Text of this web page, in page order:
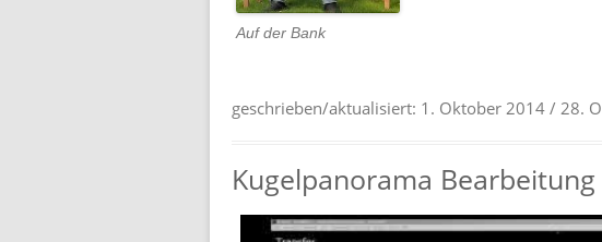
Auf der Bank
geschrieben/aktualisiert: 1. Oktober 2014 / 28.
Kugelpanorama